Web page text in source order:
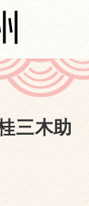
三木助